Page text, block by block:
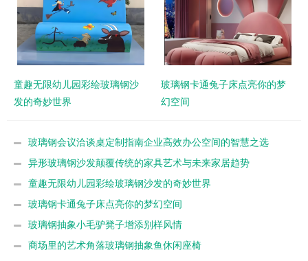
童趣无限幼儿园彩绘玻璃钢沙
发的奇妙世界
玻璃钢卡通兔子床点亮你的梦
幻空间
玻璃钢会议洽谈桌定制指南企业高效办公空间的智慧之选
异形玻璃钢沙发颠覆传统的家具艺术与未来家居趋势
童趣无限幼儿园彩绘玻璃钢沙发的奇妙世界
玻璃钢卡通兔子床点亮你的梦幻空间
玻璃钢抽象小毛驴凳子增添别样风情
商场里的艺术角落玻璃钢抽象鱼休闲座椅